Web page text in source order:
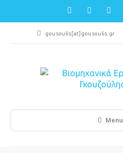
gousoulis[at]gousoulis.gr
Menu